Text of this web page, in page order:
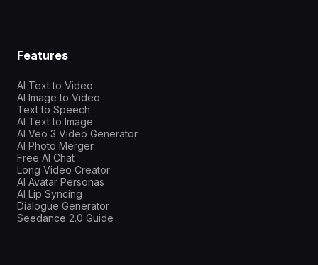
Features
AI Text to Video
AI Image to Video
Text to Speech
AI Text to Image
AI Veo 3 Video Generator
AI Photo Merger
Free AI Chat
Long Video Creator
AI Avatar Personas
AI Lip Syncing
Dialogue Generator
Seedance 2.0 Guide